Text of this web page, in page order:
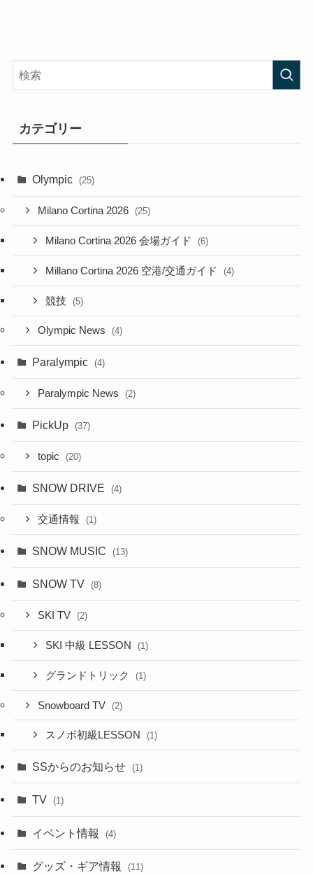
カテゴリー
Olympic (25)
Milano Cortina 2026 (25)
Milano Cortina 2026 会場ガイド (6)
Millano Cortina 2026 空港/交通ガイド (4)
競技 (5)
Olympic News (4)
Paralympic (4)
Paralympic News (2)
PickUp (37)
topic (20)
SNOW DRIVE (4)
交通情報 (1)
SNOW MUSIC (13)
SNOW TV (8)
SKI TV (2)
SKI 中級 LESSON (1)
グランドトリック (1)
Snowboard TV (2)
スノボ初級LESSON (1)
SSからのお知らせ (1)
TV (1)
イベント情報 (4)
グッズ・ギア情報 (11)